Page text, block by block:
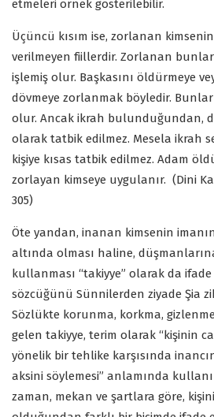
etmeleri örnek gösterilebilir.
Üçüncü kısım ise, zorlanan
verilmeyen fiillerdir. Zorlanan
işlemiş olur. Başkasını öldürmeye
dövmeye zorlanmak böyledir.
olur. Ancak ikrah bulunduğundan,
olarak tatbik edilmez. Mesela ikrah
kişiye kısas tatbik edilmez. Adam
zorlayan kimseye uygulanır. (Dini
305)
Öte yandan, inanan kimsenin
altında olması haline,
kullanması “takiyye” olarak da ifade
sözcüğünü Sünnilerden ziyade Şia
Sözlükte korunma, korkma,
gelen takiyye, terim olarak “kişinin
yönelik bir tehlike karşısında
aksini söylemesi” anlamında
zaman, mekan ve şartlara göre,